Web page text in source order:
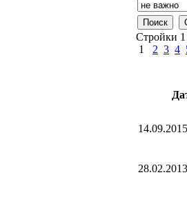
Стройки 1
1
2 3 4
28.02.2013